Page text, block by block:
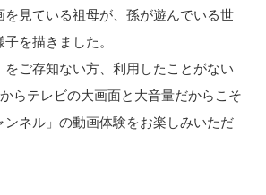
を見ている祖母が、孫が遊んでいる世
を描きました。
をご存知ない方、利用したことがない
らテレビの大画面と大音量だからこそ
ンネル」の動画体験をお楽しみいただ